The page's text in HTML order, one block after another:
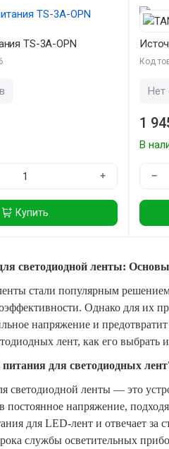
TS-3A-OPN
+
Купить
Код
Нет
1
В
−
светодиодной ленты:
стали популярным решением
Однако для их
напряжение и
лент, как его выбрать
для светодиодных
светодиодной ленты — это
постоянное напряжение,
для LED-лент и отвечает за
службы осветительных